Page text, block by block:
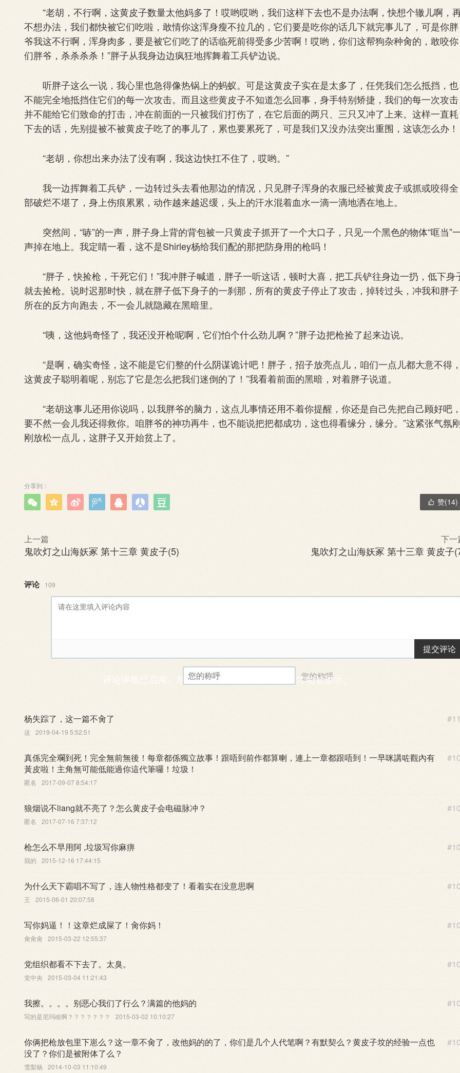
“老胡，不行啊，这黄皮子数量太他妈多了！哎哟哎哟，我们这样下去也不是办法啊，快想个辙儿啊，
不想办法，我们都快被它们吃啦，敢情你这浑身瘦不拉几的，它们要是吃你的话几下就完事儿了，可是你胖
爷我这不行啊，浑身肉多，要是被它们吃了的话临死前得受多少苦啊！哎哟，你们这帮狗杂种肏的，敢咬你
们胖爷，杀杀杀杀！”胖子从我身边边疯狂地挥舞着工兵铲边说。
听胖子这么一说，我心里也急得像热锅上的蚂蚁。可是这黄皮子实在是太多了，任凭我们怎么抵挡，也
不能完全地抵挡住它们的每一次攻击。而且这些黄皮子不知道怎么回事，身手特别矫捷，我们的每一次攻击
并不能给它们致命的打击，冲在前面的一只被我们打伤了，在它后面的两只、三只又冲了上来。这样一直耗
下去的话，先别提被不被黄皮子吃了的事儿了，累也要累死了，可是我们又没办法突出重围，这该怎么办！
“老胡，你想出来办法了没有啊，我这边快扛不住了，哎哟。”
我一边挥舞着工兵铲，一边转过头去看他那边的情况，只见胖子浑身的衣服已经被黄皮子或抓或咬得全
部破烂不堪了，身上伤痕累累，动作越来越迟缓，头上的汗水混着血水一滴一滴地洒在地上。
突然间，“哧”的一声，胖子身上背的背包被一只黄皮子抓开了一个大口子，只见一个黑色的物体“哐当”
声掉在地上。我定睛一看，这不是Shirley杨给我们配的那把防身用的枪吗！
“胖子，快捡枪，干死它们！”我冲胖子喊道，胖子一听这话，顿时大喜，把工兵铲往身边一扔，低下身
就去捡枪。说时迟那时快，就在胖子低下身子的一刹那，所有的黄皮子停止了攻击，掉转过头，冲我和胖子
所在的反方向跑去，不一会儿就隐藏在黑暗里。
“咦，这他妈奇怪了，我还没开枪呢啊，它们怕个什么劲儿啊？”胖子边把枪捡了起来边说。
“是啊，确实奇怪，这不能是它们整的什么阴谋诡计吧！胖子，招子放亮点儿，咱们一点儿都大意不得
这黄皮子聪明着呢，别忘了它是怎么把我们迷倒的了！”我看着前面的黑暗，对着胖子说道。
“老胡这事儿还用你说吗，以我胖爷的脑力，这点儿事情还用不着你提醒，你还是自己先把自己顾好吧
要不然一会儿我还得救你。咱胖爷的神功再牛，也不能说把把都成功，这也得看缘分，缘分。”这紧张气氛
刚放松一点儿，这胖子又开始贫上了。
分享到：
        赞(14)
上一篇
鬼吹灯之山海妖冢 第十三章 黄皮子(5)
下一
鬼吹灯之山海妖冢 第十三章 黄皮子
评论 109
评论审核已启用。您的评论可能需要一段时间后才能被显示。
提交评论
您的称呼
杨失踪了，这一篇不肏了
这 2019-04-19 5:52:51
真係完全斕到死！完全無前無後！每章都係獨立故事！跟唔到前作都算喇，連上一章都跟唔到！一早咪講咗觀內有
黃皮啦！主角無可能低能過你這代筆囉！垃圾！
匿名 2017-09-07 8:54:17
狼烟说不liang就不亮了？怎么黄皮子会电磁脉冲？
匿名 2017-07-16 7:37:12
枪怎么不早用阿 ,垃圾写你麻痹
我的 2015-12-16 17:44:15
为什么天下霸唱不写了，连人物性格都变了！看着实在没意思啊
王 2015-06-01 20:07:58
写你妈逼！！这章烂成屎了！肏你妈！
肏肏肏 2015-03-22 12:55:37
党组织都看不下去了。太臭。
党中央 2015-03-04 11:21:43
我擦。。。。别恶心我们了行么？满篇的他妈的
写的是尼玛啥啊？？？？？？？ 2015-03-02 10:10:27
你俩把枪放包里下崽么？这一章不肏了，改他妈的的了，你们是几个人代笔啊？有默契么？黄皮子坟的经验一点也
没了？你们是被附体了么？
雪梨杨 2014-10-03 11:10:49